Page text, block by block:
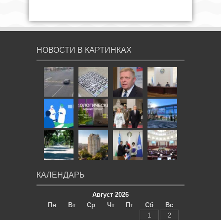
НОВОСТИ В КАРТИНКАХ
КАЛЕНДАРЬ
Август 2026
Пн
Вт Ср Чт Пт Сб
Вс
1
2